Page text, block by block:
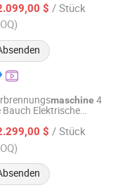
Wellness
$ / Stück
2022
maschine 4
Elektrische
maschine
$ / Stück
Co., Ltd.
2022